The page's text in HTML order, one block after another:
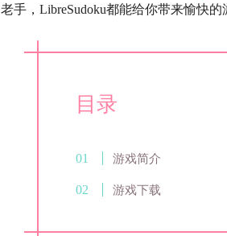
老手，LibreSudoku都能给你带来愉快的
目录
游戏简介
游戏下载